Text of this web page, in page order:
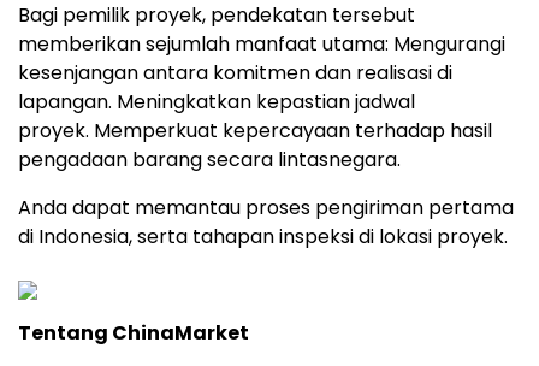
Bagi pemilik proyek, pendekatan tersebut
memberikan sejumlah manfaat utama: Mengurangi
kesenjangan antara komitmen dan realisasi di
lapangan. Meningkatkan kepastian jadwal
proyek. Memperkuat kepercayaan terhadap hasil
pengadaan barang secara lintasnegara.
Anda dapat memantau proses pengiriman pertama
di Indonesia, serta tahapan inspeksi di lokasi proyek.
Tentang ChinaMarket